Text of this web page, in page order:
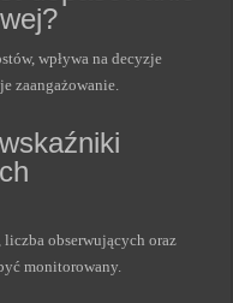
wpływa na decyzje
zaangażowanie.
obserwujących oraz
monitorowany.